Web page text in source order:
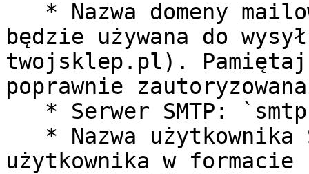
będzie używana do
twojsklep.pl).
poprawnie
użytkownika w